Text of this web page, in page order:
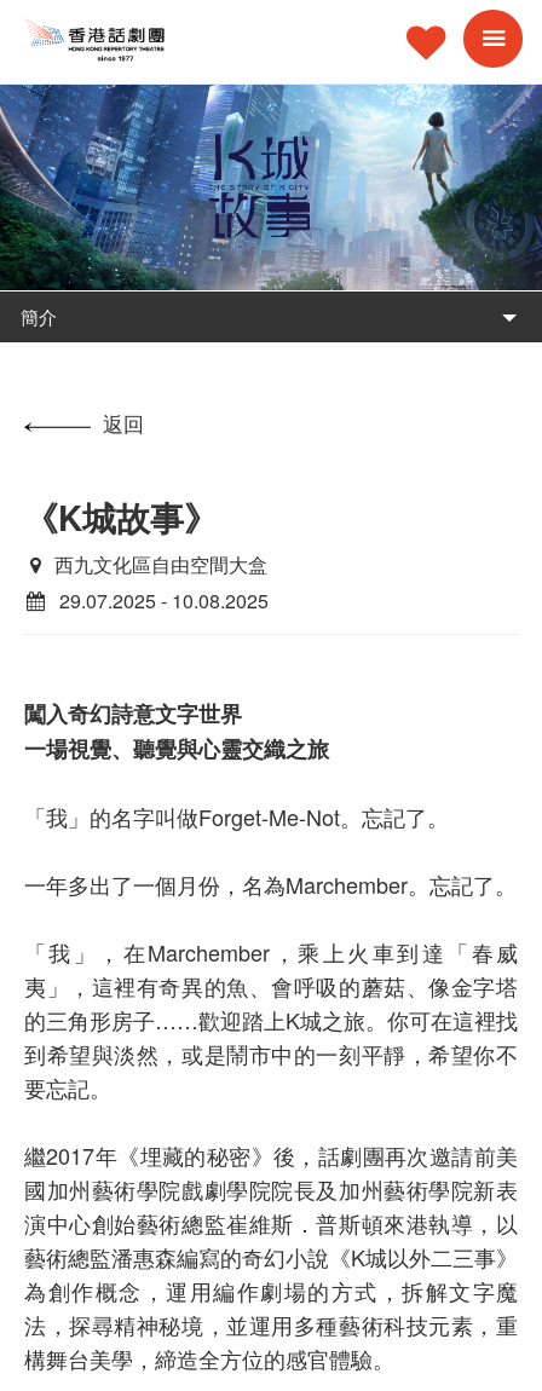
簡介
返回
《K城故事》
西九文化區自由空間大盒
29.07.2025 - 10.08.2025
闖入奇幻詩意文字世界
一場視覺、聽覺與心靈交織之旅
「我」的名字叫做Forget-Me-Not。忘記了。
一年多出了一個月份，名為Marchember。忘記了。
「我」，在Marchember，乘上火車到達「春威
夷」，這裡有奇異的魚、會呼吸的蘑菇、像金字塔
的三角形房子……歡迎踏上K城之旅。你可在這裡找
到希望與淡然，或是鬧市中的一刻平靜，希望你不
要忘記。
繼2017年《埋藏的秘密》後，話劇團再次邀請前美
國加州藝術學院戲劇學院院長及加州藝術學院新表
演中心創始藝術總監崔維斯．普斯頓來港執導，以
藝術總監潘惠森編寫的奇幻小說《K城以外二三事》
為創作概念，運用編作劇場的方式，拆解文字魔
法，探尋精神秘境，並運用多種藝術科技元素，重
構舞台美學，締造全方位的感官體驗。